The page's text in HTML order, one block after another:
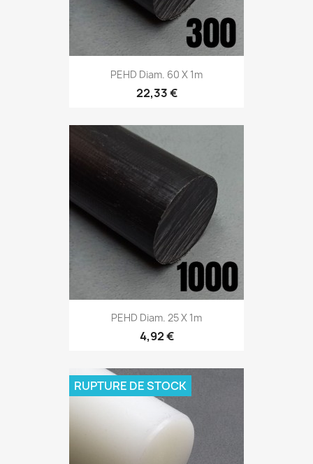
PEHD Diam. 60 X 1m
22,33 €
PEHD Diam. 25 X 1m
4,92 €
RUPTURE DE STOCK